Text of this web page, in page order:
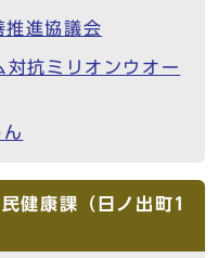
推進協議会
抗ミリオンウオー
健康課（日ノ出町1